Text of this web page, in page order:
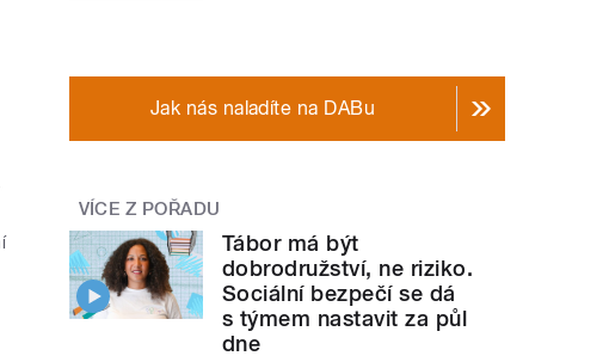
Jak nás naladíte na DABu
VÍCE Z POŘADU
Tábor má být
dobrodružství, ne riziko.
Sociální bezpečí se dá
s týmem nastavit za půl
dne